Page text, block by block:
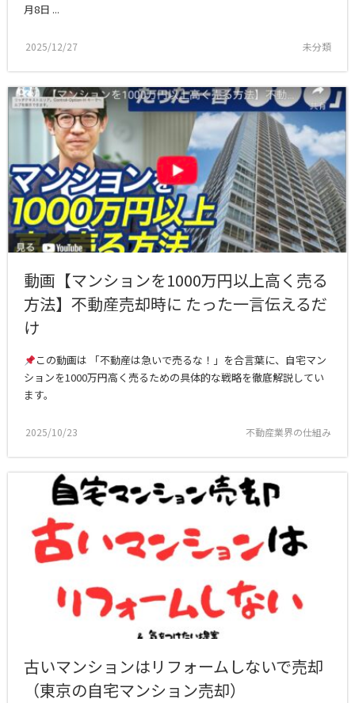
月8日 ...
2025/12/27 未分類
動画【マンションを1000万円以上高く売る
方法】不動産売却時に たった一言伝えるだ
け
この動画は 「不動産は急いで売るな！」を合言葉に、自宅マン
ションを1000万円高く売るための具体的な戦略を徹底解説してい
ます。
2025/10/23 不動産業界の仕組み
古いマンションはリフォームしないで売却
（東京の自宅マンション売却）